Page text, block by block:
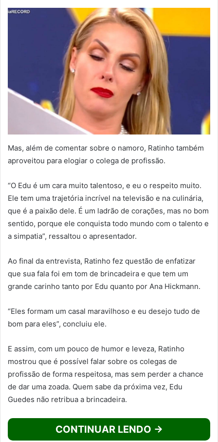
Mas, além de comentar sobre o namoro, Ratinho também
aproveitou para elogiar o colega de profissão.
“O Edu é um cara muito talentoso, e eu o respeito muito.
Ele tem uma trajetória incrível na televisão e na culinária,
que é a paixão dele. É um ladrão de corações, mas no bom
sentido, porque ele conquista todo mundo com o talento e
a simpatia”, ressaltou o apresentador.
Ao final da entrevista, Ratinho fez questão de enfatizar
que sua fala foi em tom de brincadeira e que tem um
grande carinho tanto por Edu quanto por Ana Hickmann.
“Eles formam um casal maravilhoso e eu desejo tudo de
bom para eles”, concluiu ele.
E assim, com um pouco de humor e leveza, Ratinho
mostrou que é possível falar sobre os colegas de
profissão de forma respeitosa, mas sem perder a chance
de dar uma zoada. Quem sabe da próxima vez, Edu
Guedes não retribua a brincadeira.
CONTINUAR LENDO →